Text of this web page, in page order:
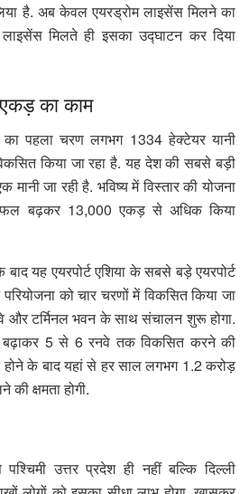
है. अब केवल एयरड्रोम लाइसेंस मिलने का
मिलते ही इसका उद्घाटन कर दिया
का काम
का पहला चरण लगभग 1334 हेक्टेयर यानी
किया जा रहा है. यह देश की सबसे बड़ी
जा रही है. भविष्य में विस्तार की योजना
बढ़कर 13,000 एकड़ से अधिक किया
यह एयरपोर्ट एशिया के सबसे बड़े एयरपोर्ट
परियोजना को चार चरणों में विकसित किया जा
और टर्मिनल भवन के साथ संचालन शुरू होगा.
बढ़ाकर 5 से 6 रनवे तक विकसित करने की
होने के बाद यहां से हर साल लगभग 1.2 करोड़
क्षमता होगी.
उत्तर प्रदेश ही नहीं बल्कि दिल्ली